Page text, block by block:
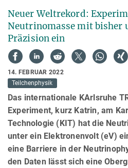
Neuer Weltrekord:
Neutrinomasse mit bisher
Präzision ein
14. FEBRUAR 2022
Teilchenphysik
Das internationale KArlsruhe
Experiment, kurz Katrin, am
Technologie (KIT) hat die
unter ein Elektronenvolt (eV)
eine Barriere in der
den Daten lässt sich eine